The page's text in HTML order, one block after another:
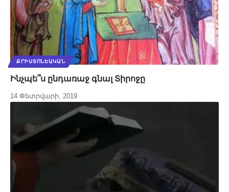
ՔՐԻՍՏՈՆԵԱԿԱՆ
Ինչպե՞ս ընդառաջ գնալ Տիրոջը
14 Փետրվարի, 2019